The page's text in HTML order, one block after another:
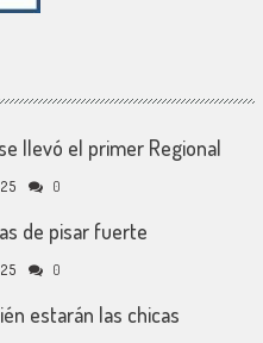
llevó el primer Regional
0
de pisar fuerte
0
estarán las chicas